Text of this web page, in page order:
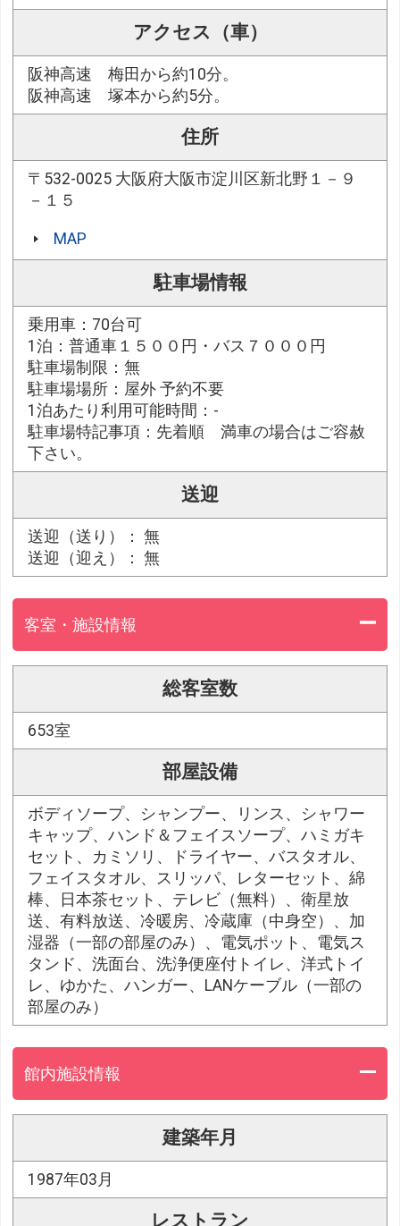
アクセス（車）
阪神高速 梅田から約10分。
阪神高速 塚本から約5分。
住所
〒532-0025 大阪府大阪市淀川区新北野１－９
－１５
MAP
駐車場情報
乗用車：70台可
1泊：普通車１５００円・バス７０００円
駐車場制限：無
駐車場場所：屋外 予約不要
1泊あたり利用可能時間：-
駐車場特記事項：先着順 満車の場合はご容赦
下さい。
送迎
送迎（送り）： 無
送迎（迎え）： 無
客室・施設情報
総客室数
653室
部屋設備
ボディソープ、シャンプー、リンス、シャワー
キャップ、ハンド＆フェイスソープ、ハミガキ
セット、カミソリ、ドライヤー、バスタオル、
フェイスタオル、スリッパ、レターセット、綿
棒、日本茶セット、テレビ（無料）、衛星放
送、有料放送、冷暖房、冷蔵庫（中身空）、加
湿器（一部の部屋のみ）、電気ポット、電気ス
タンド、洗面台、洗浄便座付トイレ、洋式トイ
レ、ゆかた、ハンガー、LANケーブル（一部の
部屋のみ）
館内施設情報
建築年月
1987年03月
レストラン